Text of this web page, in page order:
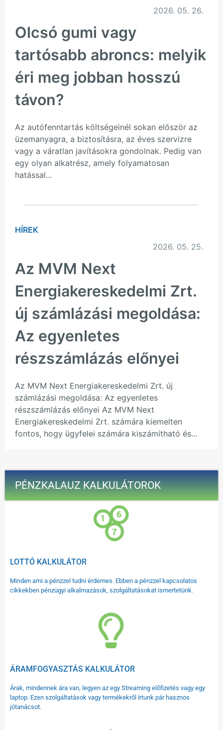
2026. 05. 26.
Olcsó gumi vagy
tartósabb abroncs: melyik
éri meg jobban hosszú
távon?
Az autófenntartás költségeinél sokan először az
üzemanyagra, a biztosításra, az éves szervizre
vagy a váratlan javításokra gondolnak. Pedig van
egy olyan alkatrész, amely folyamatosan
hatással...
HÍREK
2026. 05. 25.
Az MVM Next
Energiakereskedelmi Zrt.
új számlázási megoldása:
Az egyenletes
részszámlázás előnyei
Az MVM Next Energiakereskedelmi Zrt. új
számlázási megoldása: Az egyenletes
részszámlázás előnyei Az MVM Next
Energiakereskedelmi Zrt. számára kiemelten
fontos, hogy ügyfelei számára kiszámítható és...
PÉNZKALAUZ KALKULÁTOROK
LOTTÓ KALKULÁTOR
Minden ami a pénzzel tudni érdemes. Ebben a pénzzel kapcsolatos
cikkekben pénzügyi alkalmazások, szolgáltatásokat ismertetünk.
ÁRAMFOGYASZTÁS KALKULÁTOR
Árak, mindennek ára van, legyen az egy Streaming előfizetés vagy egy
laptop. Ezen szolgáltatások vagy termékekről írtunk pár hasznos
jótanácsot.